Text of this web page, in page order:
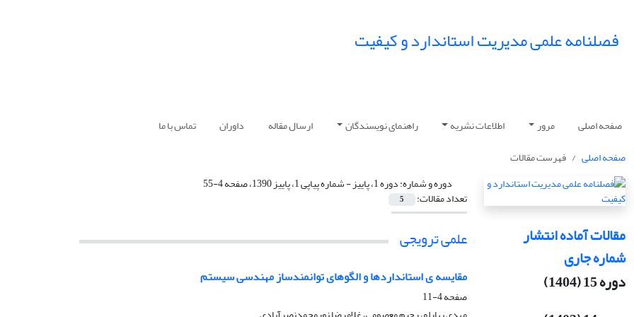
فصلنامه علمی مدیریت استاندارد و کیفیت
صفحه اصلی مرور اطلاعات نشریه راهنمای نویسندگان ارسال مقاله داوران
تماس با ما
صفحه اصلی
فهرست مقالات
مقالات آماده انتشار
شماره جاری
دوره 15 (1404)
دوره و شماره:دوره 1، پاییز - شماره پیاپی 1، پاییز 1390، صفحه 4-55
تعداد مقالات: 5
علمی ترویجی
مقایسه ی استانداردها و الگوهای توانمندساز مهندسی سیستم
صفحه4-11